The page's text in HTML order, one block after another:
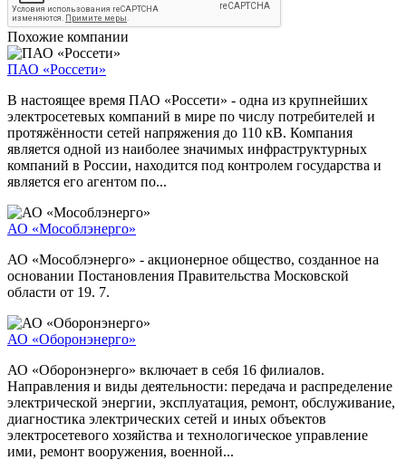
Похожие компании
ПАО «Россети»
В настоящее время ПАО «Россети» - одна из крупнейших
электросетевых компаний в мире по числу потребителей и
протяжённости сетей напряжения до 110 кВ. Компания
является одной из наиболее значимых инфраструктурных
компаний в России, находится под контролем государства и
является его агентом по...
АО «Мособлэнерго»
АО «Мособлэнерго» - акционерное общество, созданное на
основании Постановления Правительства Московской
области от 19. 7.
АО «Оборонэнерго»
АО «Оборонэнерго» включает в себя 16 филиалов.
Направления и виды деятельности: передача и распределение
электрической энергии, эксплуатация, ремонт, обслуживание,
диагностика электрических сетей и иных объектов
электросетевого хозяйства и технологическое управление
ими, ремонт вооружения, военной...